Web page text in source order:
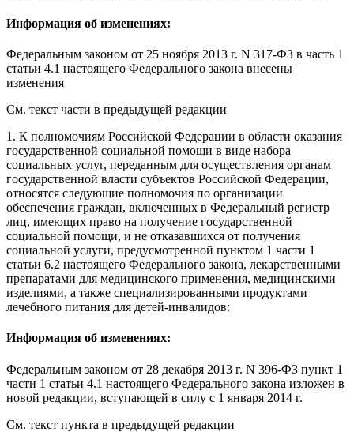
Информация об изменениях:
Федеральным законом от 25 ноября 2013 г. N 317-ФЗ в часть 1
статьи 4.1 настоящего Федерального закона внесены
изменения
См. текст части в предыдущей редакции
1. К полномочиям Российской Федерации в области оказания
государственной социальной помощи в виде набора
социальных услуг, переданным для осуществления органам
государственной власти субъектов Российской Федерации,
относятся следующие полномочия по организации
обеспечения граждан, включенных в Федеральный регистр
лиц, имеющих право на получение государственной
социальной помощи, и не отказавшихся от получения
социальной услуги, предусмотренной пунктом 1 части 1
статьи 6.2 настоящего Федерального закона, лекарственными
препаратами для медицинского применения, медицинскими
изделиями, а также специализированными продуктами
лечебного питания для детей-инвалидов:
Информация об изменениях:
Федеральным законом от 28 декабря 2013 г. N 396-ФЗ пункт 1
части 1 статьи 4.1 настоящего Федерального закона изложен в
новой редакции, вступающей в силу с 1 января 2014 г.
См. текст пункта в предыдущей редакции